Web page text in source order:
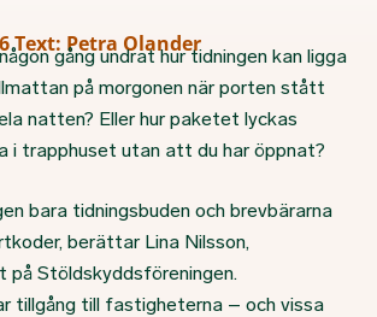
Text: Petra Olander
gång undrat hur tidningen kan ligga
på morgonen när porten stått
natten? Eller hur paketet lyckas
i trapphuset utan att du har öppnat?
bara tidningsbuden och brevbärarna
berättar Lina Nilsson,
på Stöldskyddsföreningen.
tillgång till fastigheterna – och vissa